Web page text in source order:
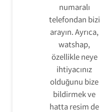
numaralı
telefondan bizi
arayın. Ayrıca,
watshap,
özellikle neye
ihtiyacınız
olduğunu bize
bildirmek ve
hatta resim de